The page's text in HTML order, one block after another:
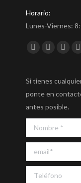
Horario:
Lunes-Viernes:
Encuéntranos en:
Si tienes
ponte en
antes posible.